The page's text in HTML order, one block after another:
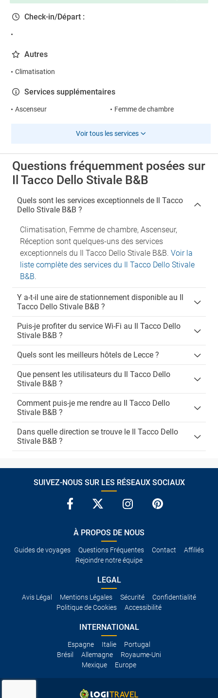
Check-in/Départ :
Autres
Climatisation
Services supplémentaires
Ascenseur Femme de chambre
Voir tous les services
Questions fréquemment posées sur
Il Tacco Dello Stivale B&B
Quels sont les services exceptionnels de Il Tacco
Dello Stivale B&B ?
Climatisation, Femme de chambre, Ascenseur,
Réception sont quelques-uns des services
exceptionnels du Il Tacco Dello Stivale B&B. Voir la
liste complète des services du Il Tacco Dello Stivale
B&B.
Y a-t-il une aire de stationnement disponible au Il
Tacco Dello Stivale B&B ?
Puis-je profiter du service Wi-Fi au Il Tacco Dello
Stivale B&B ?
Quels sont les meilleurs hôtels de Lecce ?
Que pensent les utilisateurs du Il Tacco Dello
Stivale B&B ?
Comment puis-je me rendre au Il Tacco Dello
Stivale B&B ?
Dans quelle direction se trouve le Il Tacco Dello
Stivale B&B ?
SUIVEZ-NOUS SUR LES RÉSEAUX SOCIAUX
À PROPOS DE NOUS
Guides de voyages Questions Fréquentes Contact
Affiliés
Rejoindre notre équipe
LEGAL
Avis Légal Mentions Légales Sécurité
Confidentialité
Politique de Cookies
Accessibilité
INTERNATIONAL
Espagne Italie
Portugal
Brésil
Allemagne
Royaume-Uni
Mexique
Europe